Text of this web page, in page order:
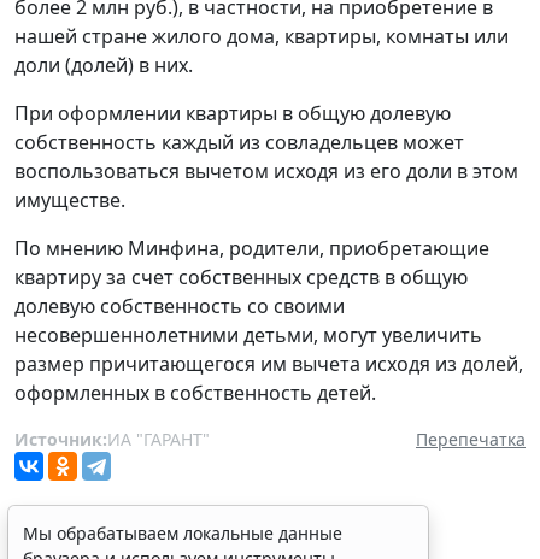
более 2 млн руб.), в частности, на приобретение в
нашей стране жилого дома, квартиры, комнаты или
доли (долей) в них.
При оформлении квартиры в общую долевую
собственность каждый из совладельцев может
воспользоваться вычетом исходя из его доли в этом
имуществе.
По мнению Минфина, родители, приобретающие
квартиру за счет собственных средств в общую
долевую собственность со своими
несовершеннолетними детьми, могут увеличить
размер причитающегося им вычета исходя из долей,
оформленных в собственность детей.
Источник:ИА "ГАРАНТ" Перепечатка
Мы обрабатываем локальные данные